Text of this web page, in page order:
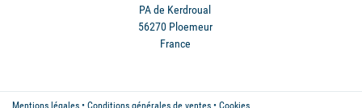
PA de Kerdroual
56270 Ploemeur
France
Mentions légales • Conditions générales de ventes • Cookies